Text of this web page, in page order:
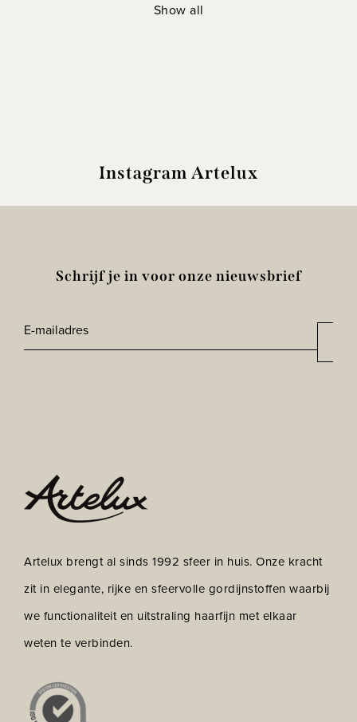
Show all
Instagram Artelux
Schrijf je in voor onze nieuwsbrief
E-
mailadres*
Artelux brengt al sinds 1992 sfeer in huis. Onze kracht
zit in elegante, rijke en sfeervolle gordijnstoffen waarbij
we functionaliteit en uitstraling haarfijn met elkaar
weten te verbinden.